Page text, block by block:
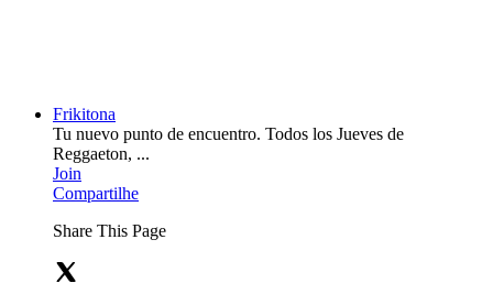
Frikitona
Tu nuevo punto de encuentro. Todos los Jueves de
Reggaeton, ...
Join
Compartilhe
Share This Page